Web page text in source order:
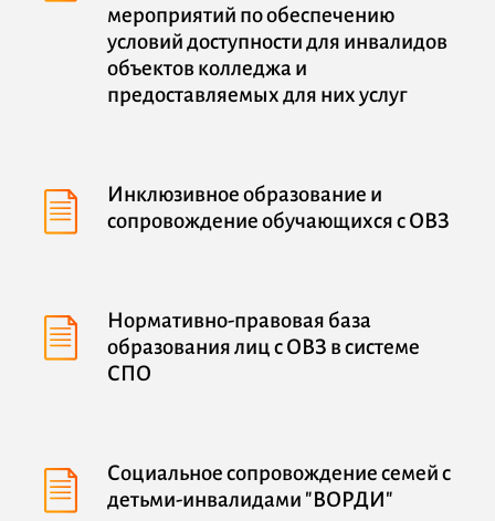
мероприятий по обеспечению
условий доступности для инвалидов
объектов колледжа и
предоставляемых для них услуг
Инклюзивное образование и
сопровождение обучающихся с ОВЗ
Нормативно-правовая база
образования лиц с ОВЗ в системе
СПО
Социальное сопровождение семей с
детьми-инвалидами "ВОРДИ"